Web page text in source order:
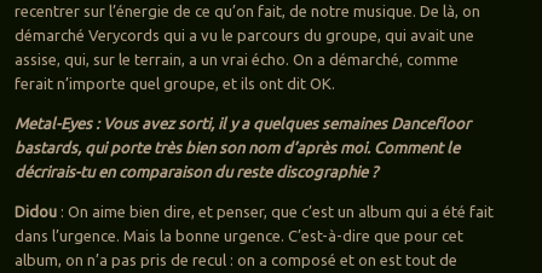
recentrer sur l’énergie de ce qu’on fait, de notre musique. De là, on
démarché Verycords qui a vu le parcours du groupe, qui avait une
assise, qui, sur le terrain, a un vrai écho. On a démarché, comme
ferait n’importe quel groupe, et ils ont dit OK.
Metal-Eyes : Vous avez sorti, il y a quelques semaines Dancefloor
bastards, qui porte très bien son nom d’après moi. Comment le
décrirais-tu en comparaison du reste discographie ?
Didou : On aime bien dire, et penser, que c’est un album qui a été fait
dans l’urgence. Mais la bonne urgence. C’est-à-dire que pour cet
album, on n’a pas pris de recul : on a composé et on est tout de